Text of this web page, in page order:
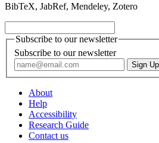
BibTeX, JabRef, Mendeley, Zotero
Subscribe to our newsletter
Subscribe to our newsletter
About
Help
Accessibility
Research Guide
Contact us